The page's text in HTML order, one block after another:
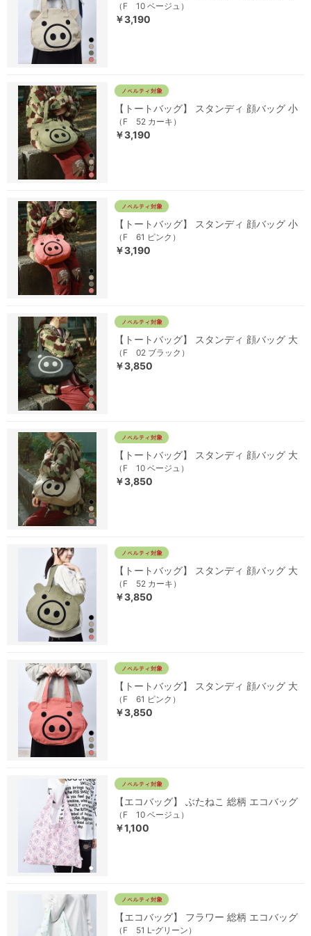
（F 10 ベージュ）
￥3,190
【トートバッグ】 スタンディ 顔バッグ 小
（F 52 カーキ）
￥3,190
【トートバッグ】 スタンディ 顔バッグ 小
（F 61 ピンク）
￥3,190
【トートバッグ】 スタンディ 顔バッグ 大
（F 02 ブラック）
￥3,850
【トートバッグ】 スタンディ 顔バッグ 大
（F 10 ベージュ）
￥3,850
【トートバッグ】 スタンディ 顔バッグ 大
（F 52 カーキ）
￥3,850
【トートバッグ】 スタンディ 顔バッグ 大
（F 61 ピンク）
￥3,850
【エコバッグ】 ぶたねこ 総柄 エコバッグ
（F 10 ベージュ）
￥1,100
【エコバッグ】 フラワー 総柄 エコバッグ
（F 51 L-グリーン）